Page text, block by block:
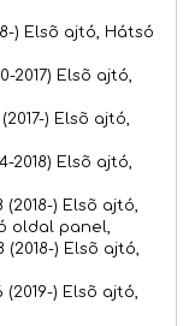
) Elsõ ajtó, Hátsó
2017) Elsõ ajtó,
(2017-) Elsõ ajtó,
2018) Elsõ ajtó,
(2018-) Elsõ ajtó,
oldal panel,
(2018-) Elsõ ajtó,
(2019-) Elsõ ajtó,